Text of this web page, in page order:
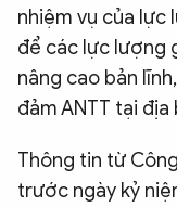
nhiệm vụ của lực
để các lực lượng
nâng cao bản
đảm ANTT tại địa
Thông tin từ
trước ngày kỷ